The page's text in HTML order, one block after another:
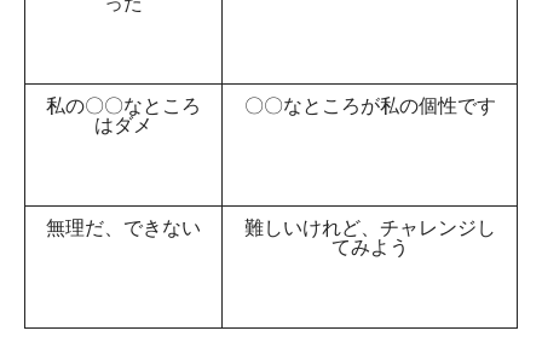
私の〇〇なところ
はダメ
〇〇なところが私の個性です
無理だ、できない
難しいけれど、チャレンジし
てみよう